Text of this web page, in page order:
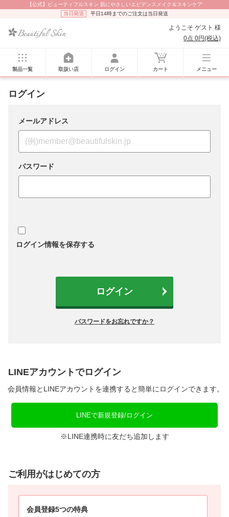
【公式】ビューティフルスキン 肌にやさしいエビデンスメイク＆スキンケア
当日発送
平日14時までのご注文は当日発送
ようこそ ゲスト 様
0点 0円(税込)
製品一覧 取扱い店 ログイン カート メニュー
ログイン
メールアドレス
パスワード
ログイン情報を保存する
ログイン
パスワードをお忘れですか？
LINEアカウントでログイン
会員情報とLINEアカウントを連携すると簡単にログインできます。
LINEで新規登録/ログイン
※LINE連携時に友だち追加します
ご利用がはじめての方
会員登録5つの特典